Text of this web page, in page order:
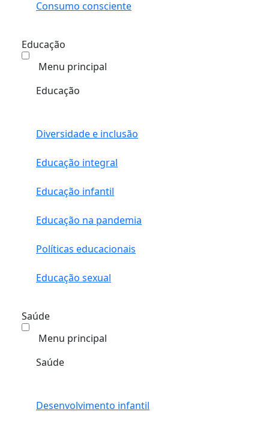
Consumo consciente
Educação
Menu principal
Educação
Diversidade e inclusão
Educação integral
Educação infantil
Educação na pandemia
Políticas educacionais
Educação sexual
Saúde
Menu principal
Saúde
Desenvolvimento infantil